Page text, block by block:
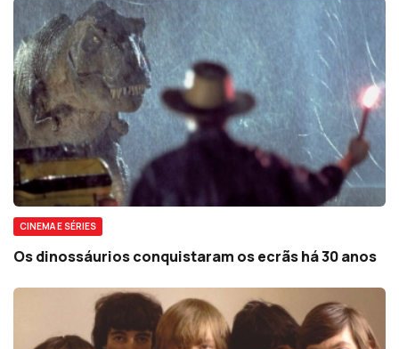
CINEMA E SÉRIES
Os dinossáurios conquistaram os ecrãs há 30 anos